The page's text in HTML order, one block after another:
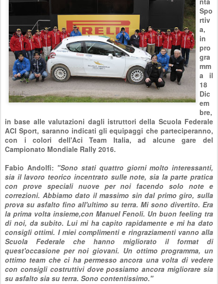
Spo
rtiv
a,
in
pro
gra
mm
a il
18
Dic
em
bre,
in base alle valutazioni dagli istruttori della Scuola Federale
ACI Sport, saranno indicati gli equipaggi che parteciperanno,
con i colori dell'Aci Team Italia, ad alcune gare del
Campionato Mondiale Rally 2016.
Fabio Andolfi: "Sono stati quattro giorni molto interessanti,
sia il lavoro teorico incentrato sulle note, sia la parte pratica
con prove speciali nuove per noi facendo solo note e
correzioni. Abbiamo dato il massimo sin dal primo giro, sulla
prova su asfalto fino all'ultimo su terra. Mi sono divertito. Era
la prima volta insieme,con Manuel Fenoli. Un buon feeling tra
di noi, da subito. Lui mi ha capito rapidamente e mi ha dato
consigli ottimi. I miei complimenti e ringraziamenti vanno alla
Scuola Federale che hanno migliorato il format di
quest'occasione per noi giovani. Un ottimo programma, un
ottimo team che ci ha permesso ancora una volta di vedere
con consigli costruttivi dove possiamo ancora migliorare sia
su asfalto sia su terra. Sono contentissimo."